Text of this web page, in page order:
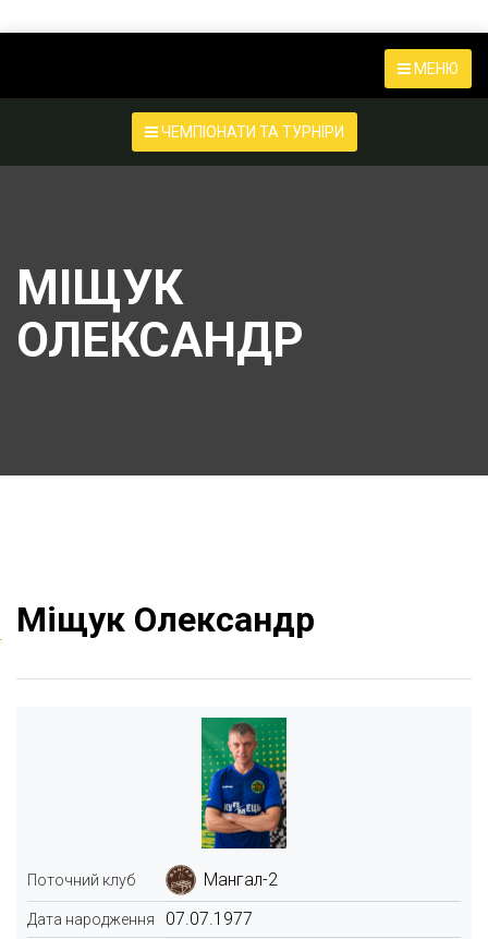
МЕНЮ
ЧЕМПІОНАТИ ТА ТУРНІРИ
МІЩУК
ОЛЕКСАНДР
Міщук Олександр
Поточний клуб Мангал-2
Дата народження 07.07.1977